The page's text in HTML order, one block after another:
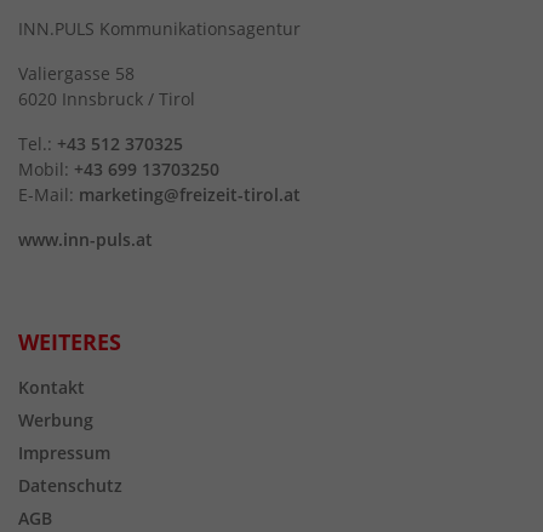
INN.PULS Kommunikationsagentur
Valiergasse 58
6020 Innsbruck / Tirol
Tel.: +43 512 370325
Mobil: +43 699 13703250
E-Mail: marketing@freizeit-tirol.at
www.inn-puls.at
WEITERES
Kontakt
Werbung
Impressum
Datenschutz
AGB